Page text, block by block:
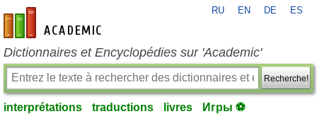
fr-academic.com
RU EN DE ES
Dictionnaires et Encyclopédies sur 'Academic'
Recherche!
interprétations traductions livres Игры ⚽